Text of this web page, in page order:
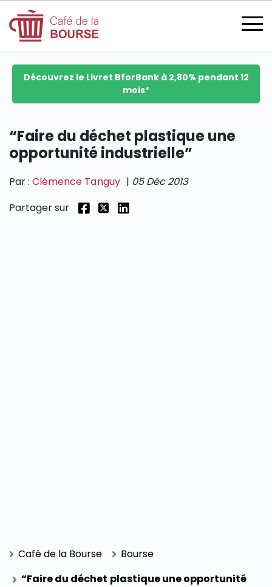
devenir membre
Découvrez le Livret BforBank à 2,80% pendant 12
mois*
“Faire du déchet plastique une
opportunité industrielle”
Par :Clémence Tanguy | 05 Déc 2013
Partager sur
Café de la Bourse
Bourse
“Faire du déchet plastique une opportunité